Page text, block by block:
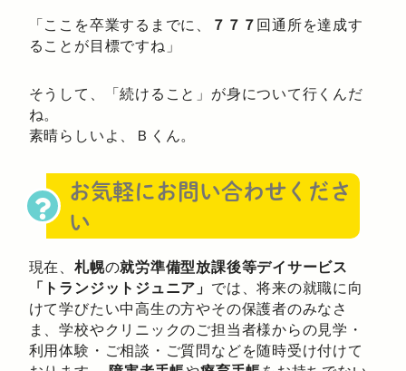
「ここを卒業するまでに、 ７７７ 回通所を達成す
ることが目標ですね」
そうして、「続けること」が身について行くんだ
ね。
素晴らしいよ、Ｂくん。
お気軽にお問い合わせくださ
い
現在、 札幌の就労準備型放課後等デイサービス
「トランジットジュニア」 では、将来の就職に向
けて学びたい中高生の方やその保護者のみなさ
ま、学校やクリニックのご担当者様からの見学・
利用体験・ご相談・ご質問などを随時受け付けて